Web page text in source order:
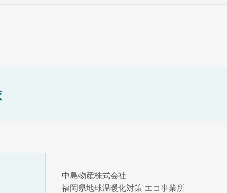
中島物産株式会社
福岡県地球温暖化対策 エコ事業所